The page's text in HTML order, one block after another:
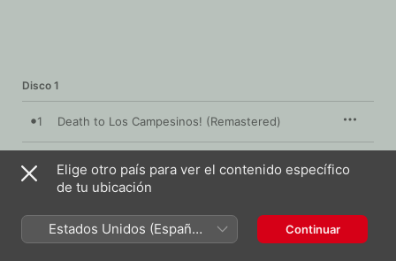
Disco 1
1 Death to Los Campesinos! (Remastered)
Broken Heartbeats Sound Like Breakbeats
(Remastered)
4 Drop It Doe Eyes (Remastered)
Elige otro país para ver el contenido específico
de tu ubicación
Estados Unidos (Español
México)
Continuar